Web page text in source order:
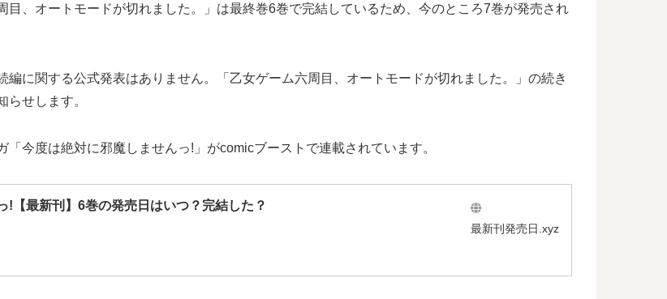
目、オートモードが切れました。」は最終巻6巻で完結しているため、今のところ7巻が発売され
編に関する公式発表はありません。「乙女ゲーム六周目、オートモードが切れました。」の続き
せします。
今度は絶対に邪魔しませんっ!」がcomicブーストで連載されています。
!【最新刊】6巻の発売日はいつ？完結した？
最新刊発売日.xyz